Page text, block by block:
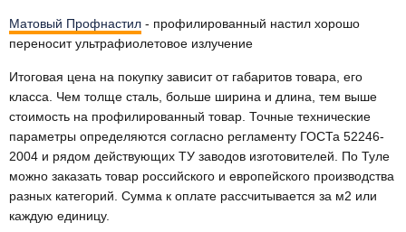
Матовый Профнастил - профилированный настил хорошо
переносит ультрафиолетовое излучение
Итоговая цена на покупку зависит от габаритов товара, его
класса. Чем толще сталь, больше ширина и длина, тем выше
стоимость на профилированный товар. Точные технические
параметры определяются согласно регламенту ГОСТа 52246-
2004 и рядом действующих ТУ заводов изготовителей. По Туле
можно заказать товар российского и европейского производства
разных категорий. Сумма к оплате рассчитывается за м2 или
каждую единицу.